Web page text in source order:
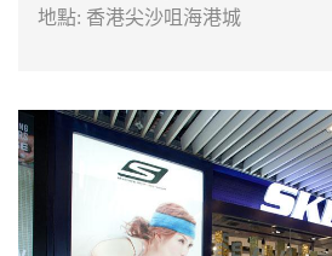
地點: 香港尖沙咀海港城